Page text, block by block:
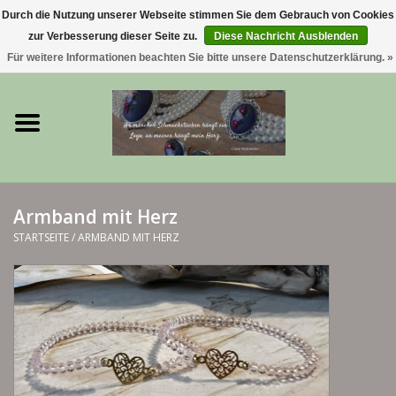
0 Artikel - €0,00
Trachtenschmuck & Ketten
exklusive Kropfketten
925 Silberschmuck
BERGliebe-Kollektion
Blütenkranzkollektion
I ❤️ bayerischer Wald Armband
Armband mit Herz
STARTSEITE/ARMBAND MIT HERZ
Durch die Nutzung unserer Webseite stimmen Sie dem Gebrauch von Cookies
zur Verbesserung dieser Seite zu.
Diese Nachricht Ausblenden
Für weitere Informationen beachten Sie bitte unsere Datenschutzerklärung. »